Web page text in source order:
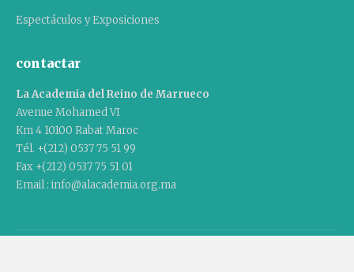
Espectáculos y Exposiciones
contactar
La Academia del Reino de Marrueco
Avenue Mohamed VI
Km 4 10100 Rabat Maroc
Tél. +(212) 0537 75 51 99
Fax +(212) 0537 75 51 01
Email : info@alacademia.org.ma